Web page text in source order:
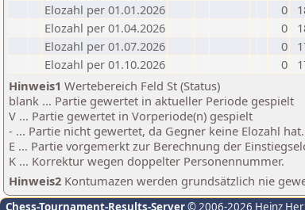
Elozahl per 01.01.2026
0
Elozahl per 01.04.2026
0
Elozahl per 01.07.2026
0
Elozahl per 01.10.2026
0
Hinweis1 Wertebereich Feld St (Status)
blank ... Partie gewertet in aktueller Periode gespielt
V ... Partie gewertet in Vorperiode(n) gespielt
- ... Partie nicht gewertet, da Gegner keine Elozahl hat.
E ... Partie vorgemerkt zur Berechnung der
K ... Korrektur wegen doppelter Personennummer.
Hinweis2 Kontumazen werden grundsätzlich nie
Chess-Tournament-Results-Server© 2006-2026 Heinz